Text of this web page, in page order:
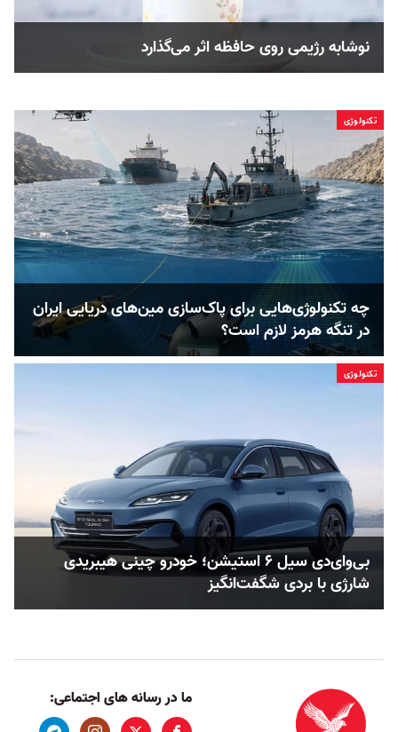
نوشابه رژیمی روی حافظه اثر می‌گذارد
تکنولوژی
چه تکنولوژی‌هایی برای پاک‌سازی مین‌های دریایی ایران
در تنگه هرمز لازم است؟
تکنولوژی
بی‌وای‌دی سیل ۶ استیشن؛ خودرو چینی هیبریدی
شارژی با بردی شگفت‌انگیز
ما در رسانه های اجتماعی: